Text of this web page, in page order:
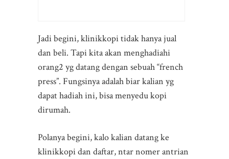
Jadi begini, klinikkopi tidak hanya jual
dan beli. Tapi kita akan menghadiahi
orang2 yg datang dengan sebuah “french
press”. Fungsinya adalah biar kalian yg
dapat hadiah ini, bisa menyedu kopi
dirumah.
Polanya begini, kalo kalian datang ke
klinikkopi dan daftar, ntar nomer antrian